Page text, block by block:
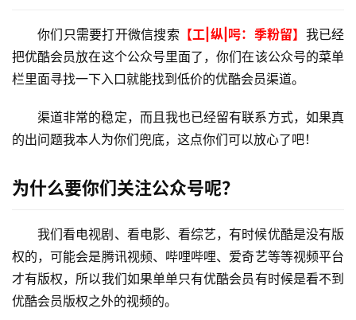
办
卡
你们只需要打开微信搜索 【工|纵|呺：季粉留】 我已经
把优酷会员放在这个公众号里面了，你们在该公众号的菜单
栏里面寻找一下入口就能找到低价的优酷会员渠道。
渠道非常的稳定，而且我也已经留有联系方式，如果真
的出问题我本人为你们兜底，这点你们可以放心了吧！
为什么要你们关注公众号呢？
我们看电视剧、看电影、看综艺，有时候优酷是没有版
权的，可能会是腾讯视频、哔哩哔哩、爱奇艺等等视频平台
才有版权，所以我们如果单单只有优酷会员有时候是看不到
优酷会员版权之外的视频的。